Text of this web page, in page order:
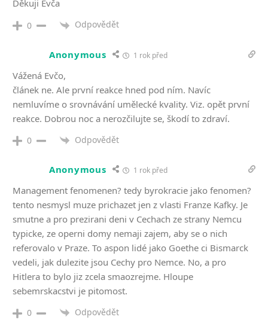
Děkuji Evča
0 Odpovědět
Anonymous 1 rok před
Vážená Evčo,
článek ne. Ale první reakce hned pod ním. Navíc
nemluvíme o srovnávání umělecké kvality. Viz. opět první
reakce. Dobrou noc a nerozčilujte se, škodí to zdraví.
0 Odpovědět
Anonymous 1 rok před
Management fenomenen? tedy byrokracie jako fenomen?
tento nesmysl muze prichazet jen z vlasti Franze Kafky. Je
smutne a pro prezirani deni v Cechach ze strany Nemcu
typicke, ze operni domy nemaji zajem, aby se o nich
referovalo v Praze. To aspon lidé jako Goethe ci Bismarck
vedeli, jak dulezite jsou Cechy pro Nemce. No, a pro
Hitlera to bylo jiz zcela smaozrejme. Hloupe
sebemrskacstvi je pitomost.
0 Odpovědět